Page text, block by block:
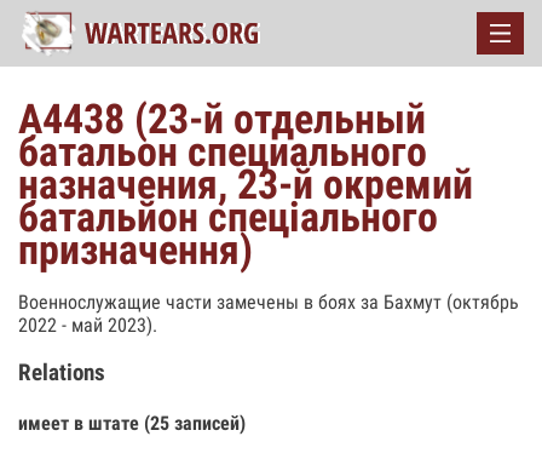
А4438 (23-й отдельный
батальон специального
назначения, 23-й окремий
батальйон спеціального
призначення)
Военнослужащие части замечены в боях за Бахмут (октябрь
2022 - май 2023).
Relations
имеет в штате (25 записей)